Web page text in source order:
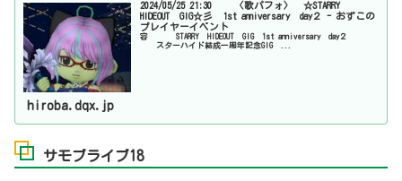
2024/05/25 21:30 〈歌パフォ〉 ☆STARRY
HIDEOUT GIG☆彡 1st anniversary day２ - おずこの
プレイヤーイベント
容 STARRY HIDEOUT GIG 1st anniversary day２
スターハイド結成一周年記念GIG ...
hiroba.dqx.jp
サモブライブ18